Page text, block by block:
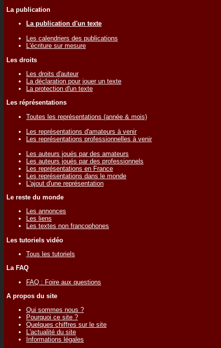
La publication
La publication d'un texte
Les calendriers des publications
L'écriture sur mesure
Les droits
Les droits d'auteur
La déclaration pour jouer un texte
La protection d'un texte
Les réprésentations
Toutes les représentations (année & mois)
Les représentations d'amateurs à venir
Les représentations professionnelles à venir
Les auteurs joués par des amateurs
Les auteurs joués par des professionnels
Les représentations en France
Les représentations dans le monde
L'ajout d'une représentation
Le reste du monde
Les annonces
Les liens
Les textes non francophones
Les tutoriels vidéo
Tous les tutoriels
La FAQ
FAQ : Foire aux questions
A propos du site
Qui sommes nous ?
Pourquoi ce site ?
Quelques chiffres sur le site
L'actualité du site
Informations légales